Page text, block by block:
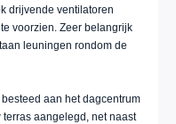
drijvende ventilatoren
voorzien. Zeer belangrijk
leuningen rondom de
aan het dagcentrum
aangelegd, net naast